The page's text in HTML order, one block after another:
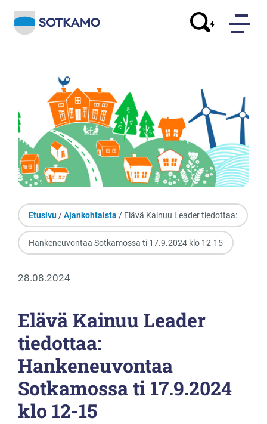
Etusivu /Ajankohtaista / Elävä Kainuu Leader tiedottaa:
Hankeneuvontaa Sotkamossa ti 17.9.2024 klo 12-15
28.08.2024
Elävä Kainuu Leader
tiedottaa:
Hankeneuvontaa
Sotkamossa ti 17.9.2024
klo 12-15